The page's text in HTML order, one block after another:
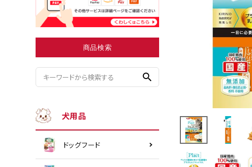
小型犬にオススメ ダイエット中にオ
商品検索
search
犬用品
ドッグフード